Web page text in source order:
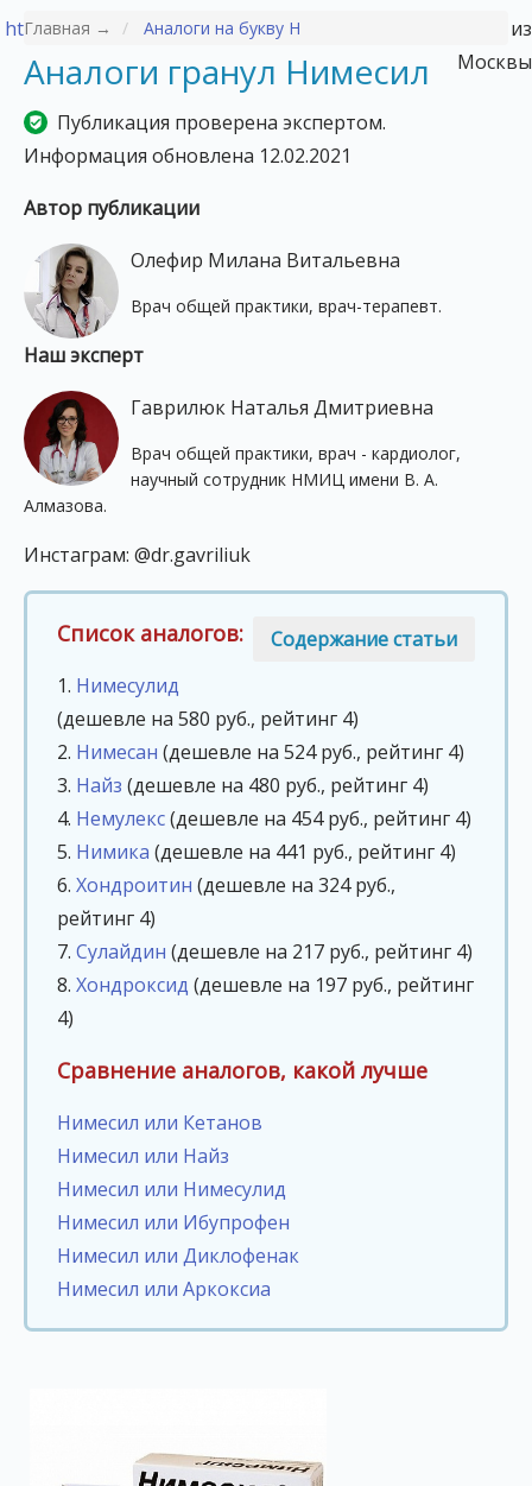
https://p-tour.ru/countries/vetnam/
- Туры во Вьетнам из
Москвы
Главная → Аналоги на букву Н
Аналоги гранул Нимесил
Публикация проверена экспертом.
Информация обновлена 12.02.2021
Автор публикации
Олефир Милана Витальевна
Врач общей практики, врач-терапевт.
Наш эксперт
Гаврилюк Наталья Дмитриевна
Врач общей практики, врач - кардиолог,
научный сотрудник НМИЦ имени В. А.
Алмазова.
Инстаграм: @dr.gavriliuk
Содержание статьи
Список аналогов:
1. Нимесулид
(дешевле на 580 руб., рейтинг 4)
2. Нимесан (дешевле на 524 руб., рейтинг 4)
3. Найз (дешевле на 480 руб., рейтинг 4)
4. Немулекс(дешевле на 454 руб., рейтинг 4)
5. Нимика (дешевле на 441 руб., рейтинг 4)
6. Хондроитин (дешевле на 324 руб.,
рейтинг 4)
7. Сулайдин (дешевле на 217 руб., рейтинг 4)
8. Хондроксид (дешевле на 197 руб., рейтинг
4)
Сравнение аналогов, какой лучше
Нимесил или Кетанов
Нимесил или Найз
Нимесил или Нимесулид
Нимесил или Ибупрофен
Нимесил или Диклофенак
Нимесил или Аркоксиа